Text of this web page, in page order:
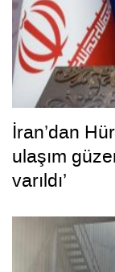
İran’dan
ulaşım
varıldı’